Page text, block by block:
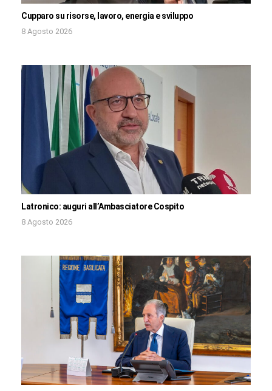
Cupparo su risorse, lavoro, energia e sviluppo
8 Agosto 2026
Latronico: auguri all’Ambasciatore Cospito
8 Agosto 2026